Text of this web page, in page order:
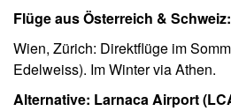
Flüge aus Österreich & Schweiz:
Wien, Zürich: Direktflüge im
Edelweiss). Im Winter via Athen.
Alternative: Larnaca Airport